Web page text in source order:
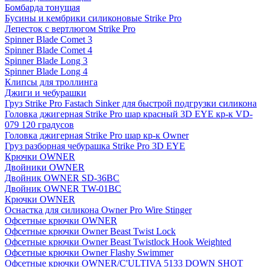
Бомбарда тонущая
Бусины и кембрики силиконовые Strike Pro
Лепесток с вертлюгом Strike Pro
Spinner Blade Comet 3
Spinner Blade Comet 4
Spinner Blade Long 3
Spinner Blade Long 4
Клипсы для троллинга
Джиги и чебурашки
Груз Strike Pro Fastach Sinker для быстрой подгрузки силикона
Головка джигерная Strike Pro шар красный 3D EYE кр-к VD-
079 120 градусов
Головка джигерная Strike Pro шар кр-к Owner
Груз разборная чебурашка Strike Pro 3D EYE
Крючки OWNER
Двойники OWNER
Двойник OWNER SD-36BC
Двойник OWNER TW-01BC
Крючки OWNER
Оснастка для силикона Owner Pro Wire Stinger
Офсетные крючки OWNER
Офсетные крючки Owner Beast Twist Lock
Офсетные крючки Owner Beast Twistlock Hook Weighted
Офсетные крючки Owner Flashy Swimmer
Офсетные крючки OWNER/C'ULTIVA 5133 DOWN SHOT